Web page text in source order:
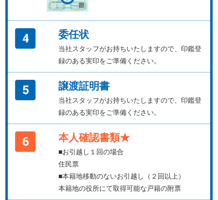
委任状
当社スタッフがお持ちいたしますので、印鑑登
録のある実印をご準備ください。
譲渡証明書
当社スタッフがお持ちいたしますので、印鑑登
録のある実印をご準備ください。
本人確認書類★
■お引越し１回の場合
住民票
■本籍地移動のないお引越し（２回以上）
本籍地の役所にて取得可能な戸籍の附票